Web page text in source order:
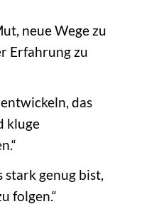
neue Wege zu
Erfahrung zu
das
kluge
stark genug bist,
folgen.“